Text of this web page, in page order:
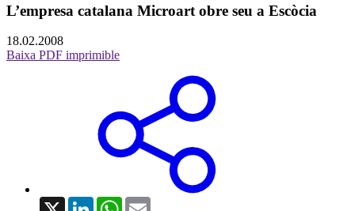
L’empresa catalana Microart obre seu a Escòcia
18.02.2008
Baixa PDF imprimible
X LinkedInWhatsApp